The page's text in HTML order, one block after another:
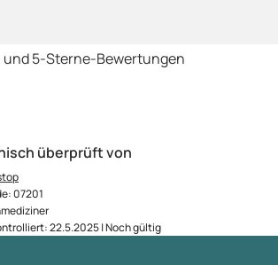
überprüft von
07201
22.5.2025 | Noch gültig
dauert obwohl
und 5-Sterne-Bewertungen